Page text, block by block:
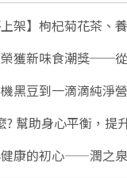
上架】枸杞菊花茶、
獲新味食潮獎──
黑豆到一滴滴純
? 幫助身心平衡，提
健康的初心——潤之